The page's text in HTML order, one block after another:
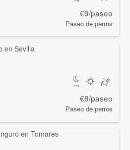
€9/paseo
Paseo de perros
€8/paseo
Paseo de perros